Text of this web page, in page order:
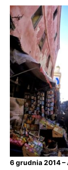
6 grudnia 2014